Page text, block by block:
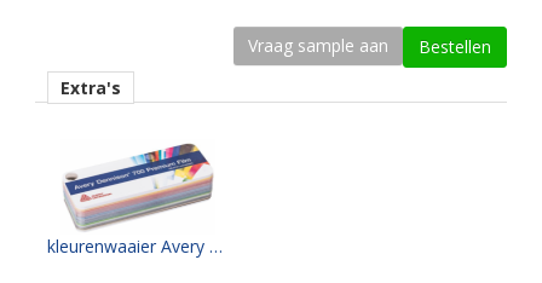
Minimale aanbrengstemperatuur (°C)
Temperatuurbereik (°C)
-40 tot +90.
Levensduurverwachting
Extra's
kleurenwaaier Avery PF700 serie